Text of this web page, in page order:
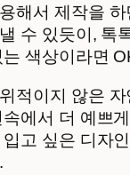
해서 제작을
수 있듯이, 톡
색상이라면
적이지 않은 자
에서 더 예쁘
고 싶은 디자